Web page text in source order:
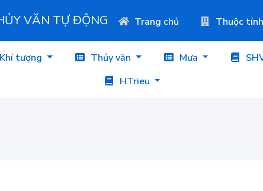
VĂN TỰ ĐỘNG Trang chủ Thuộc tính
Khí tượng Thủy văn Mưa
HTrieu